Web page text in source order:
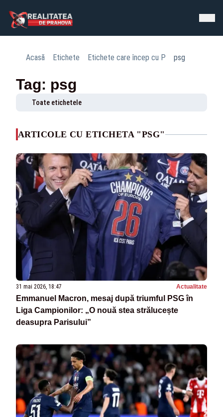
Acasă Etichete Etichete care încep cu P psg
Tag: psg
Toate etichetele
ARTICOLE CU ETICHETA "PSG"
31 mai 2026, 18:47 Actualitate
Emmanuel Macron, mesaj după triumful PSG în
Liga Campionilor: „O nouă stea strălucește
deasupra Parisului”